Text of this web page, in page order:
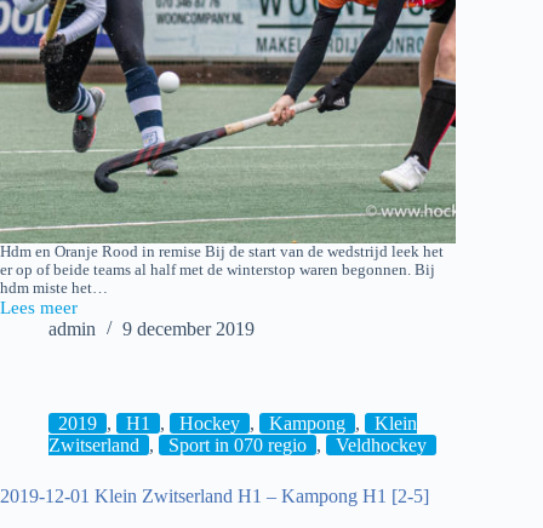
Hdm en Oranje Rood in remise Bij de start van de wedstrijd leek het
er op of beide teams al half met de winterstop waren begonnen. Bij
hdm miste het…
Lees meer
2019-
Oranje
[2-
admin 9 december 2019
2019 , H1 , Hockey , Kampong ,
Klein
Zwitserland , Sport in 070 regio , Veldhockey
2019-12-01 Klein Zwitserland H1 – Kampong H1 [2-5]